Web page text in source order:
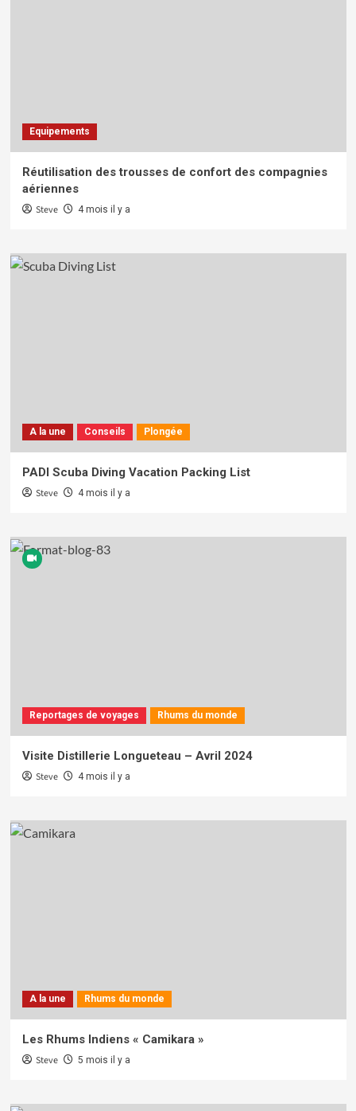
Equipements
Réutilisation des trousses de confort des compagnies
aériennes
Steve 4 mois il y a
A la une Conseils Plongée
PADI Scuba Diving Vacation Packing List
Steve 4 mois il y a
Reportages de voyages Rhums du monde
Visite Distillerie Longueteau – Avril 2024
Steve 4 mois il y a
A la une Rhums du monde
Les Rhums Indiens « Camikara »
Steve 5 mois il y a